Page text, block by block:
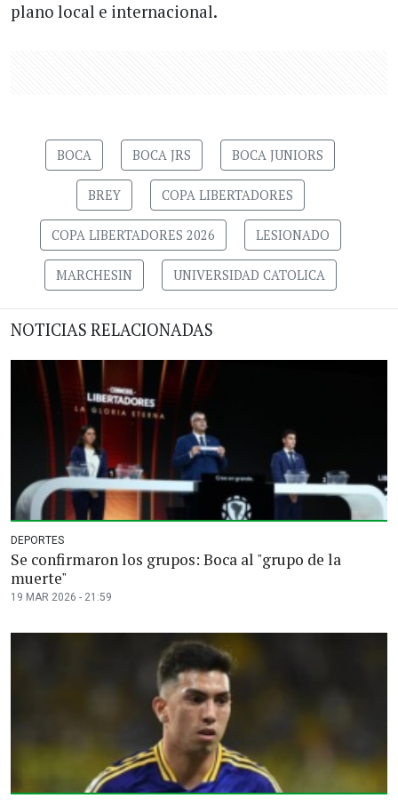
plano local e internacional.
BOCA BOCA JRS BOCA JUNIORS
BREY COPA LIBERTADORES
COPA LIBERTADORES 2026 LESIONADO
MARCHESIN UNIVERSIDAD CATOLICA
NOTICIAS RELACIONADAS
DEPORTES
Se confirmaron los grupos: Boca al "grupo de la
muerte"
19 MAR 2026 - 21:59